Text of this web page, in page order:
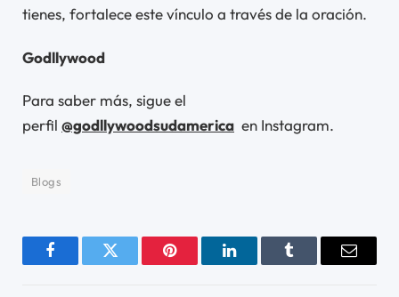
tienes, fortalece este vínculo a través de la oración.
Godllywood
Para saber más, sigue el
perfil @godllywoodsudamerica en Instagram.
Blogs
FacebookTwitter Pinterest LinkedInTumblr Email